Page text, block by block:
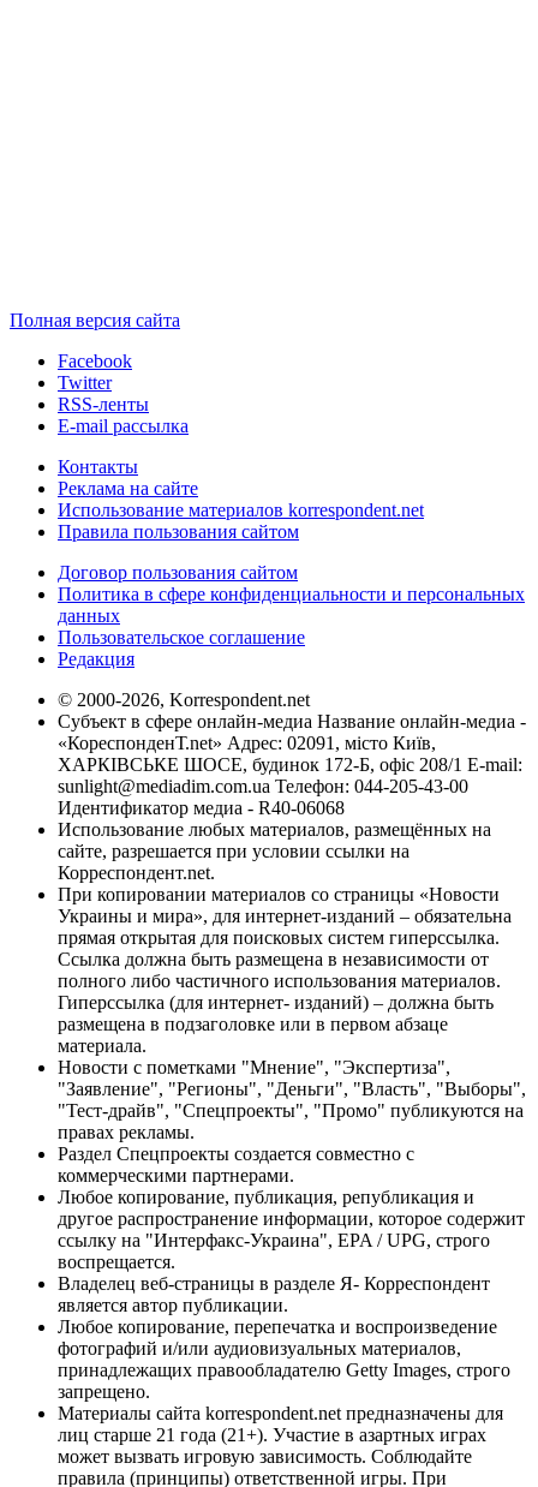
Полная версия сайта
Facebook
Twitter
RSS-ленты
E-mail рассылка
Контакты
Реклама на сайте
Использование материалов korrespondent.net
Правила пользования сайтом
Договор пользования сайтом
Политика в сфере конфиденциальности и персональных
данных
Пользовательское соглашение
Редакция
© 2000-2026, Korrespondent.net
Субъект в сфере онлайн-медиа Название онлайн-медиа -
«КореспонденТ.net» Адрес: 02091, місто Київ,
ХАРКІВСЬКЕ ШОСЕ, будинок 172-Б, офіс 208/1 E-mail:
sunlight@mediadim.com.ua Телефон: 044-205-43-00
Идентификатор медиа - R40-06068
Использование любых материалов, размещённых на
сайте, разрешается при условии ссылки на
Корреспондент.net.
При копировании материалов со страницы «Новости
Украины и мира», для интернет-изданий – обязательна
прямая открытая для поисковых систем гиперссылка.
Ссылка должна быть размещена в независимости от
полного либо частичного использования материалов.
Гиперссылка (для интернет- изданий) – должна быть
размещена в подзаголовке или в первом абзаце
материала.
Новости с пометками "Мнение", "Экспертиза",
"Заявление", "Регионы", "Деньги", "Власть", "Выборы",
"Тест-драйв", "Спецпроекты", "Промо" публикуются на
правах рекламы.
Раздел Спецпроекты создается совместно с
коммерческими партнерами.
Любое копирование, публикация, републикация и
другое распространение информации, которое содержит
ссылку на "Интерфакс-Украина", EPA / UPG, строго
воспрещается.
Владелец веб-страницы в разделе Я- Корреспондент
является автор публикации.
Любое копирование, перепечатка и воспроизведение
фотографий и/или аудиовизуальных материалов,
принадлежащих правообладателю Getty Images, строго
запрещено.
Материалы сайта korrespondent.net предназначены для
лиц старше 21 года (21+). Участие в азартных играх
может вызвать игровую зависимость. Соблюдайте
правила (принципы) ответственной игры. При